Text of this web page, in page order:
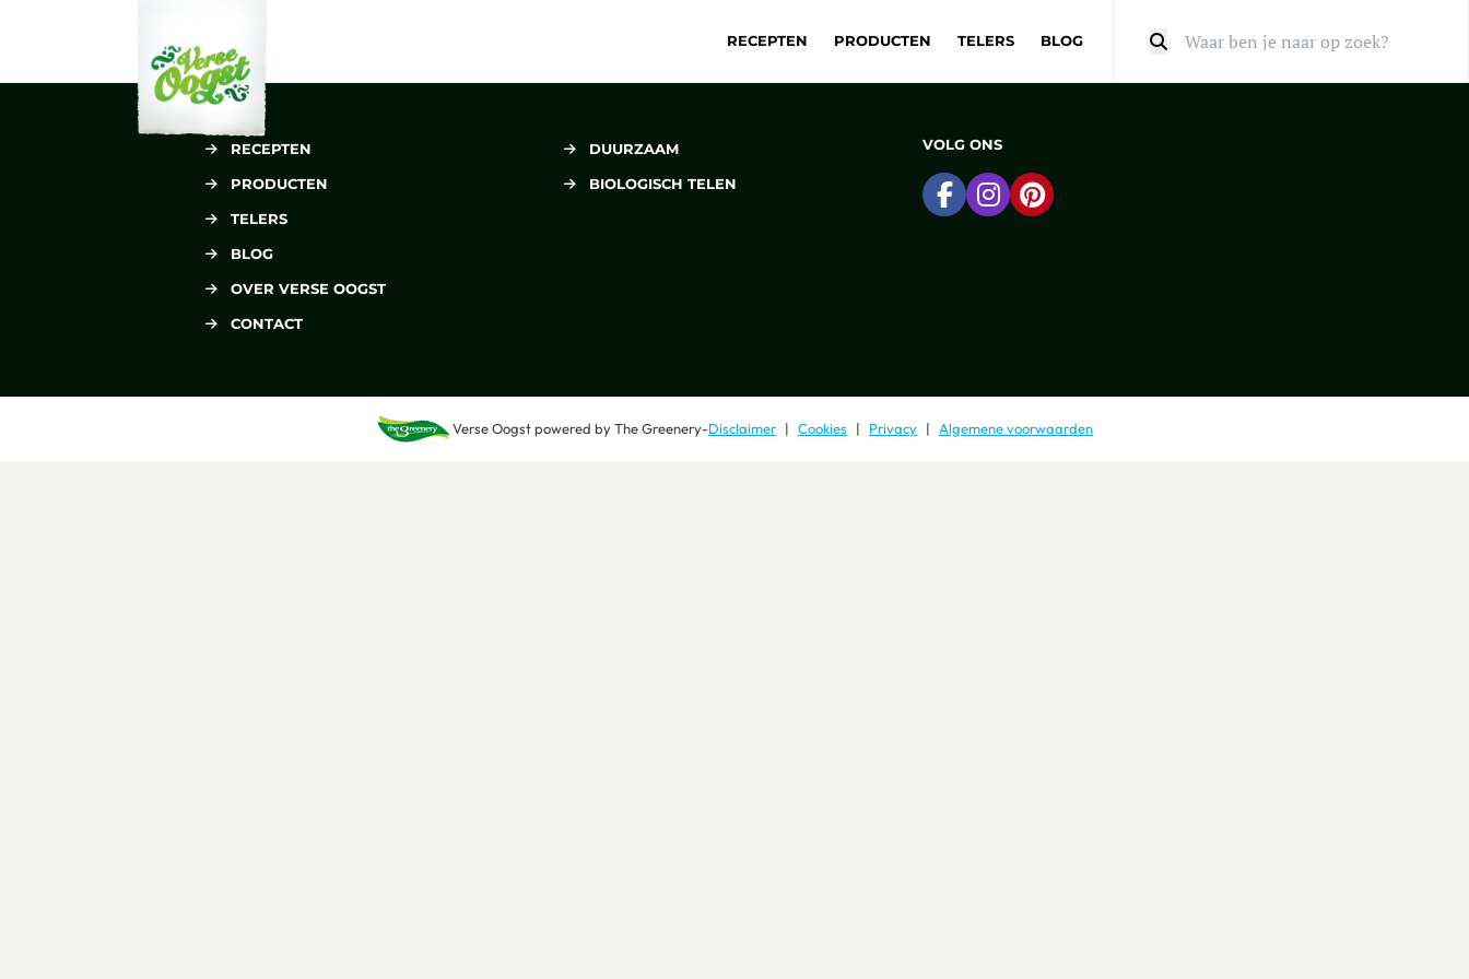
RECEPTEN PRODUCTEN TELERS BLOG
RECEPTEN
PRODUCTEN
TELERS
BLOG
OVER VERSE OOGST
CONTACT
DUURZAAM
BIOLOGISCH TELEN
VOLG ONS
Ga naar Facebook
Ga naar Instagram
Ga naar Pinterest
Verse Oogstpowered byThe Greenery-Disclaimer Cookies Privacy Algemene voorwaarden